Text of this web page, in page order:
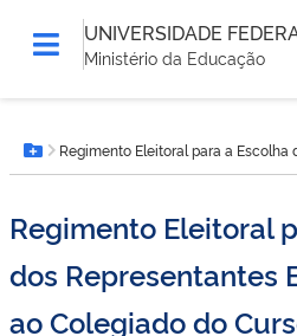
UNIVERSIDADE
Ministério da Educação
está
aqui:Botão Menu
Regimento Eleitoral para a
Regimento Eleitoral
dos Representantes
ao Colegiado do